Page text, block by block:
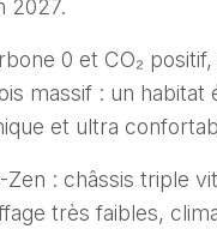
2027.
0 et CO₂ positif,
massif : un habitat
et ultra
: châssis triple
très faibles,